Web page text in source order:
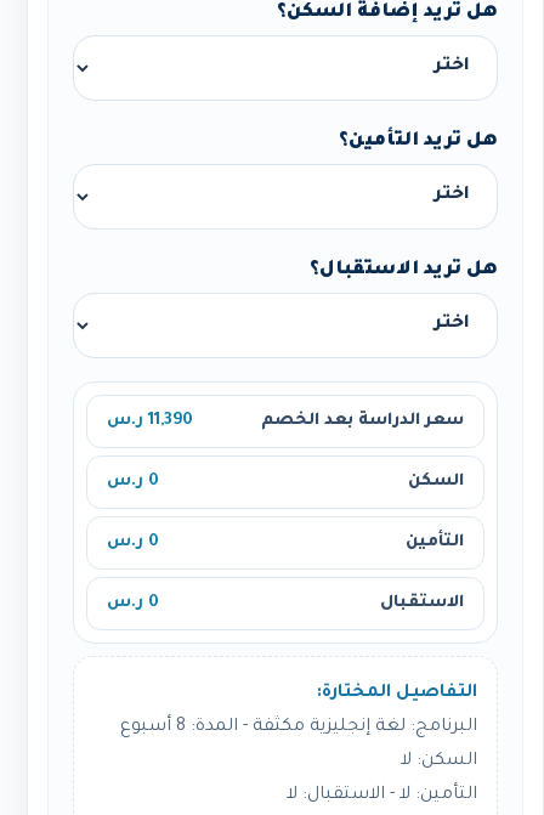
هل تريد إضافة السكن؟
هل تريد التأمين؟
هل تريد الاستقبال؟
سعر الدراسة بعد الخصم 11,390 ر.س
السكن 0 ر.س
التأمين 0 ر.س
الاستقبال 0 ر.س
التفاصيل المختارة:
البرنامج: لغة إنجليزية مكثفة - المدة: 8 أسبوع
السكن: لا
التأمين: لا - الاستقبال: لا